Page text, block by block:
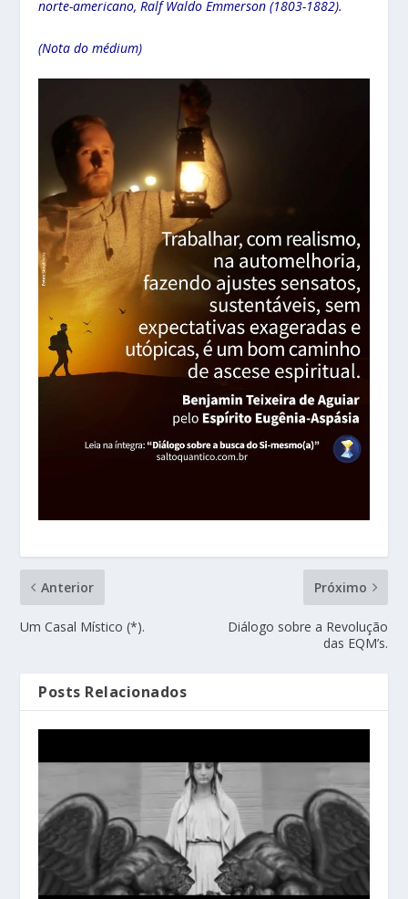
norte-americano, Ralf Waldo Emmerson (1803-1882).
(Nota do médium)
Anterior
Um Casal Místico (*).
Próximo
Diálogo sobre a Revolução
das EQM’s.
Posts Relacionados